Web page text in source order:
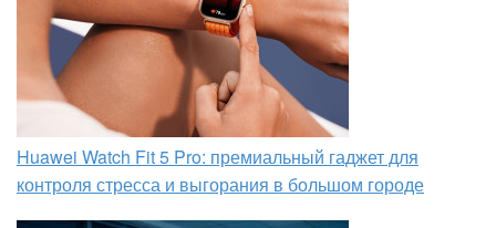
Huawei Watch Fit 5 Pro: премиальный гаджет для
контроля стресса и выгорания в большом городе